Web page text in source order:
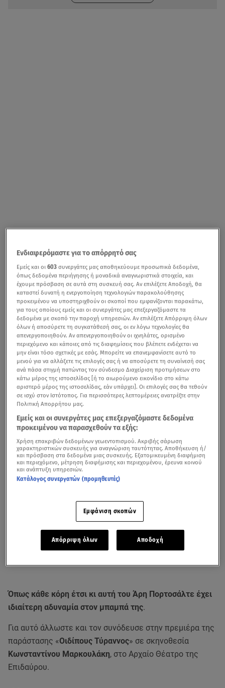
Όπως κάθε κόρη έτσι κι αυτή του Άρη Πορτοσάλτε έχει
ιδιαίτερη αδυναμία στον μπαμπά της.
Για αυτό άλλωστε και τον συνόδευσε στην πρεμιέρα της
παράστασης «Οιδίπους Τύραννος» σε σκηνοθεσία
Κωνσταντίνου Μαρκουλάκη, στο Αρχαίο Θέατρο της
Επιδαύρου.
Ενδιαφερόμαστε για το απόρρητό σας
Εμείς και οι603 συνεργάτες μας αποθηκεύουμε προσωπικά δεδομένα,
όπως δεδομένα περιήγησης ή μοναδικά αναγνωριστικά στοιχεία, και
έχουμε πρόσβαση σε αυτά στη συσκευή σας. Αν επιλέξετε Αποδοχή, θα
καταστεί δυνατή η ενεργοποίηση τεχνολογιών παρακολούθησης
προκειμένου να υποστηριχθούν οι σκοποί που εμφανίζονται παρακάτω,
για τους οποίους εμείς και οι συνεργάτες μας επεξεργαζόμαστε τα
δεδομένα με σκοπό την παροχή υπηρεσιών. Αν επιλέξετε Απόρριψη όλων
όλων ή αποσύρετε τη συγκατάθεσή σας, οι εν λόγω τεχνολογίες θα
απενεργοποιηθούν. Αν απενεργοποιηθούν οι ιχνηλάτες, ορισμένο
περιεχόμενο και κάποιες από τις διαφημίσεις που βλέπετε ενδέχεται να
μην είναι τόσο σχετικές με εσάς. Μπορείτε να επανεμφανίσετε αυτό το
μενού για να αλλάξετε τις επιλογές σας ή να αποσύρετε τη συναίνεσή σας
ανά πάσα στιγμή πατώντας τον σύνδεσμο Διαχείριση προτιμήσεων στο
κάτω μέρος της ιστοσελίδας [ή το αιωρούμενο εικονίδιο στο κάτω
αριστερό μέρος της ιστοσελίδας, εάν υπάρχει]. Οι επιλογές σας θα τεθούν
σε ισχύ στον Ιστότοπος. Για περισσότερες λεπτομέρειες ανατρέξτε στην
Πολιτική Απορρήτου μας.
Εμείς και οι συνεργάτες μας επεξεργαζόμαστε δεδομένα
προκειμένου να παρασχεθούν τα εξής:
Χρήση επακριβών δεδομένων γεωεντοπισμού. Ακριβής σάρωση
χαρακτηριστικών συσκευής για αναγνώριση ταυτότητας. Αποθήκευση ή/
και πρόσβαση στα δεδομένα μιας συσκευής. Εξατομικευμένη διαφήμιση
και περιεχόμενο, μέτρηση διαφήμισης και περιεχομένου, έρευνα κοινού
και ανάπτυξη υπηρεσιών.
Κατάλογος συνεργατών (προμηθευτές)
Εμφάνιση σκοπών
Απόρριψη όλων Αποδοχή